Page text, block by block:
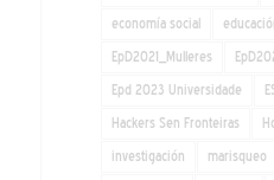
economía social
EpD2021_Mulleres
Epd 2023 Universidade
Hackers Sen Fronteiras
investigación
marisqueo